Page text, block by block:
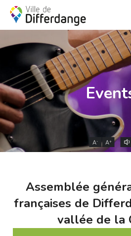
A- A+
Assemblée
françaises de
vallée de la